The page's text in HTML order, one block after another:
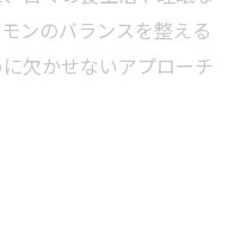
ンのバランスを整える
欠かせないアプローチ